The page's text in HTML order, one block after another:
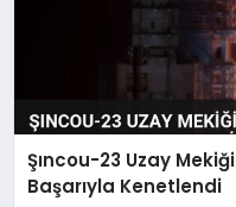
Şıncou-23 Uzay
Başarıyla Kenetlendi